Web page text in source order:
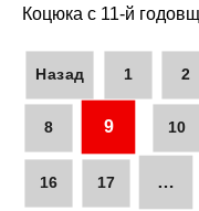
Коцюка с 11-й
Назад 1 2
8 9 10
16 17 …